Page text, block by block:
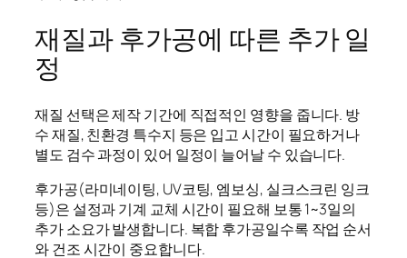
재질과 후가공에 따른 추가 일
정
재질 선택은 제작 기간에 직접적인 영향을 줍니다. 방
수 재질, 친환경 특수지 등은 입고 시간이 필요하거나
별도 검수 과정이 있어 일정이 늘어날 수 있습니다.
후가공(라미네이팅, UV코팅, 엠보싱, 실크스크린 잉크
등)은 설정과 기계 교체 시간이 필요해 보통 1~3일의
추가 소요가 발생합니다. 복합 후가공일수록 작업 순서
와 건조 시간이 중요합니다.